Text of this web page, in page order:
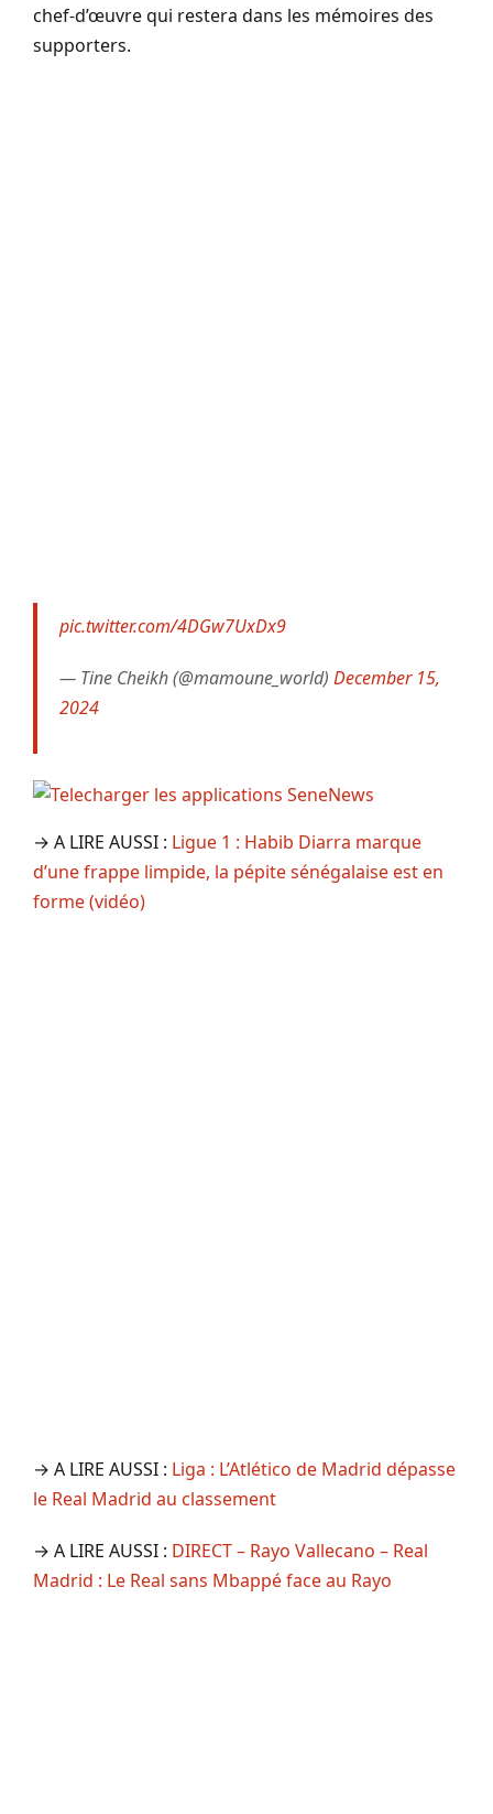
chef-d’œuvre qui restera dans les mémoires des
supporters.
pic.twitter.com/4DGw7UxDx9
— Tine Cheikh (@mamoune_world) December 15,
2024
→ A LIRE AUSSI : Ligue 1 : Habib Diarra marque
d’une frappe limpide, la pépite sénégalaise est en
forme (vidéo)
→ A LIRE AUSSI : Liga : L’Atlético de Madrid dépasse
le Real Madrid au classement
→ A LIRE AUSSI : DIRECT – Rayo Vallecano – Real
Madrid : Le Real sans Mbappé face au Rayo